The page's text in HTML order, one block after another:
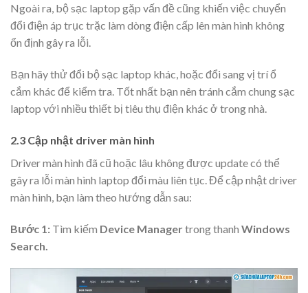
Ngoài ra, bộ sạc laptop gặp vấn đề cũng khiến việc chuyển
đổi điện áp trục trặc làm dòng điện cấp lên màn hình không
ổn định gây ra lỗi.
Bạn hãy thử đổi bộ sạc laptop khác, hoặc đổi sang vị trí ổ
cắm khác để kiểm tra. Tốt nhất bạn nên tránh cắm chung sạc
laptop với nhiều thiết bị tiêu thụ điện khác ở trong nhà.
2.3 Cập nhật driver màn hình
Driver màn hình đã cũ hoặc lâu không được update có thể
gây ra lỗi màn hình laptop đổi màu liên tục. Để cập nhật driver
màn hình, bạn làm theo hướng dẫn sau:
Bước 1: Tìm kiếm Device Managertrong thanh Windows
Search.